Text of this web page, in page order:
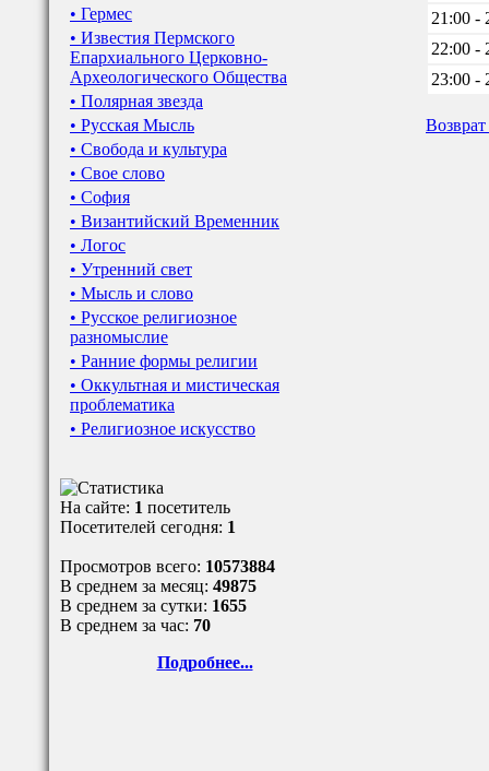
• Гермес
• Известия Пермского
Епархиального Церковно-
Археологического Общества
• Полярная звезда
• Русская Мысль
• Свобода и культура
• Свое слово
• София
• Византийский Временник
• Логос
• Утренний свет
• Мысль и слово
• Русское религиозное
разномыслие
• Ранние формы религии
• Оккультная и мистическая
проблематика
• Религиозное искусство
На сайте: 1 посетитель
Посетителей сегодня: 1
Просмотров всего: 10573884
В среднем за месяц: 49875
В среднем за сутки: 1655
В среднем за час: 70
Подробнее...
21:00 -
22:00 -
23:00 -
Возврат